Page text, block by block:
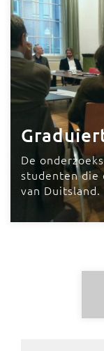
De
studenten die
van Duitsland.